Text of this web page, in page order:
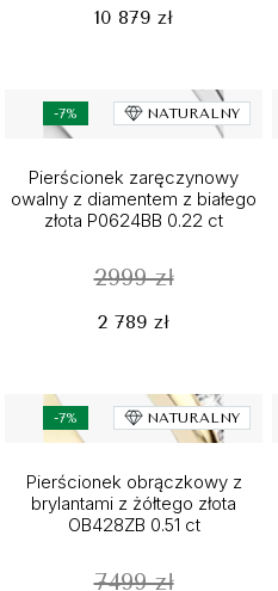
10 879 zł
-7% NATURALNY
Pierścionek zaręczynowy
owalny z diamentem z białego
złota P0624BB 0.22 ct
2999 zł
2 789 zł
-7% NATURALNY
Pierścionek obrączkowy z
brylantami z żółtego złota
OB428ZB 0.51 ct
7499 zł